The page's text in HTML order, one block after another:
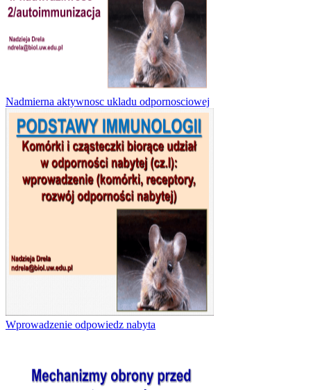
Nadmierna aktywnosc ukladu odpornosciowej
Wprowadzenie odpowiedz nabyta